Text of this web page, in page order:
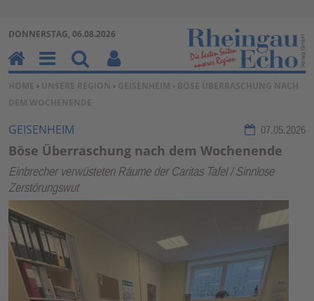
Zum Inhalt springen ↓
DONNERSTAG, 06.08.2026
SIE BEFINDEN SICH HIER:
HOME › UNSERE REGION › GEISENHEIM › BÖSE ÜBERRASCHUNG NACH
DEM WOCHENENDE
GEISENHEIM 07.05.2026
Böse Überraschung nach dem Wochenende
Einbrecher verwüsteten Räume der Caritas Tafel / Sinnlose
Zerstörungswut
H
o
m
e
M
en
u
Su
ch
en
Be
nu
un
kti
on
en